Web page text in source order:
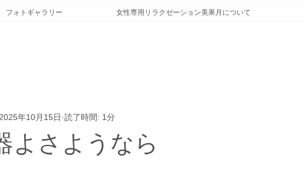
フォトギャラリー 女性専用リラクゼーション美果月について
よさようなら
2025年10月15日 読了時間: 1分